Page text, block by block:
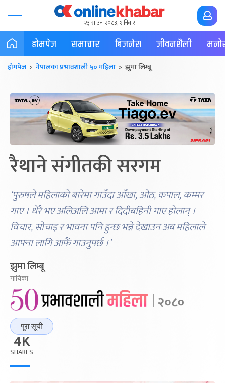
२३ साउन २०८३, शनिबार
होमपेज समाचार बिजनेस जीवनशैली
होमपेज > नेपालका प्रभावशाली ५० महिला > झुमा लिम्बू
रैथाने संगीतकी सरगम
‘पुरुषले महिलाको बारेमा गाउँदा आँखा, ओठ, कपाल, कम्मर
गाए । धेरै भए अलिअलि आमा र दिदीबहिनी गाए होलान् ।
विचार, सोचाइ र भावना पनि हुन्छ भन्ने देखाउन अब महिलाले
आफ्ना लागि आफैं गाउनुपर्छ ।’
झुमा लिम्बू
गायिका
पूरा सूची
4K
SHARES